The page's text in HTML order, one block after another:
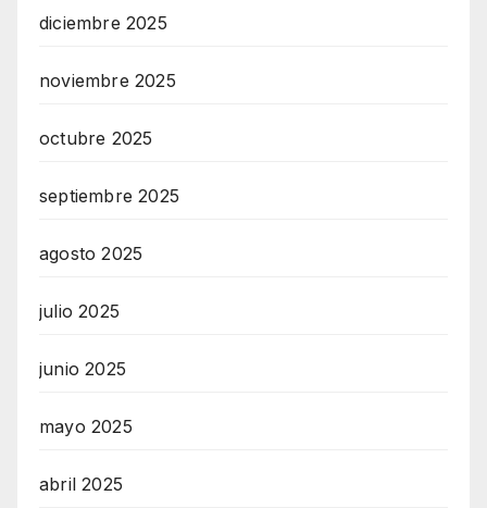
diciembre 2025
noviembre 2025
octubre 2025
septiembre 2025
agosto 2025
julio 2025
junio 2025
mayo 2025
abril 2025